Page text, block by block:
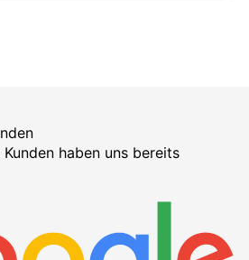
haben uns bereits